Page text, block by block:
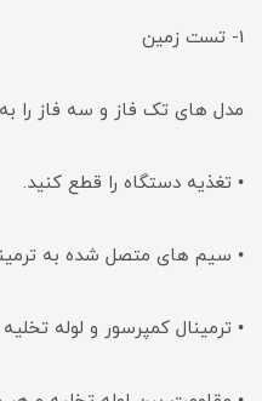
1- تست زمین
مدل های تک فاز و سه فاز را
• تغذیه دستگاه را قطع کنید.
• سیم های متصل شده به
• ترمینال کمپرسور و لوله